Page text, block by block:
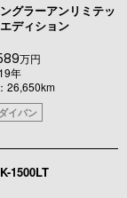
グラーアンリミテッ
ディション
万円
年
26,650km
イバン
1500LT